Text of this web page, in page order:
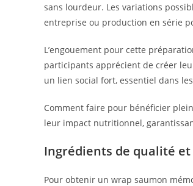
sans lourdeur. Les variations
entreprise ou production en série
L’engouement pour cette
participants apprécient de créer
un lien social fort, essentiel dans
Comment faire pour bénéficier
leur impact nutritionnel,
Ingrédients de qualité
Pour obtenir un wrap saumon